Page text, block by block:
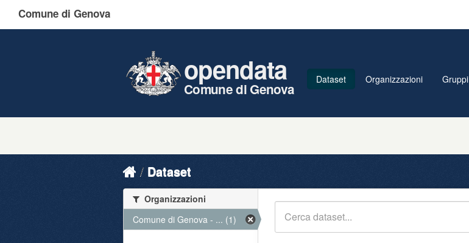
Comune di Genova
opendata
Comune di Genova
Dataset Organizzazioni Gruppi
Dataset
Organizzazioni
Comune di Genova - ... (1)